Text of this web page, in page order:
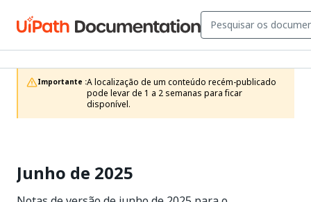
Importante :A localização de um conteúdo recém-publicado
pode levar de 1 a 2 semanas para ficar
disponível.
Junho de 2025